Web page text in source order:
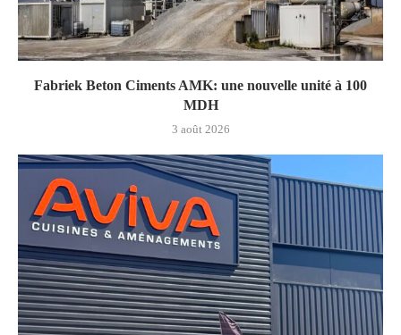
Fabriek Beton Ciments AMK: une nouvelle unité à 100
MDH
3 août 2026